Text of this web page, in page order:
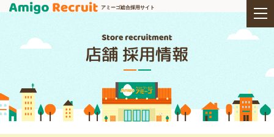
アミーゴ総合採用サイト
店舗 採用情報